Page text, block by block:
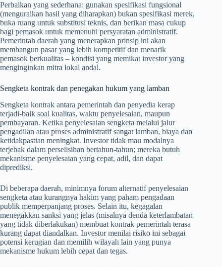
Perbaikan yang sederhana: gunakan spesifikasi fungsional
(menguraikan hasil yang diharapkan) bukan spesifikasi merek,
buka ruang untuk substitusi teknis, dan berikan masa cukup
bagi pemasok untuk memenuhi persyaratan administratif.
Pemerintah daerah yang menerapkan prinsip ini akan
membangun pasar yang lebih kompetitif dan menarik
pemasok berkualitas – kondisi yang memikat investor yang
menginginkan mitra lokal andal.
Sengketa kontrak dan penegakan hukum yang lamban
Sengketa kontrak antara pemerintah dan penyedia kerap
terjadi-baik soal kualitas, waktu penyelesaian, maupun
pembayaran. Ketika penyelesaian sengketa melalui jalur
pengadilan atau proses administratif sangat lamban, biaya dan
ketidakpastian meningkat. Investor tidak mau modalnya
terjebak dalam perselisihan bertahun-tahun; mereka butuh
mekanisme penyelesaian yang cepat, adil, dan dapat
diprediksi.
Di beberapa daerah, minimnya forum alternatif penyelesaian
sengketa atau kurangnya hakim yang paham pengadaan
publik memperpanjang proses. Selain itu, kegagalan
menegakkan sanksi yang jelas (misalnya denda keterlambatan
yang tidak diberlakukan) membuat kontrak pemerintah terasa
kurang dapat diandalkan. Investor menilai risiko ini sebagai
potensi kerugian dan memilih wilayah lain yang punya
mekanisme hukum lebih cepat dan tegas.